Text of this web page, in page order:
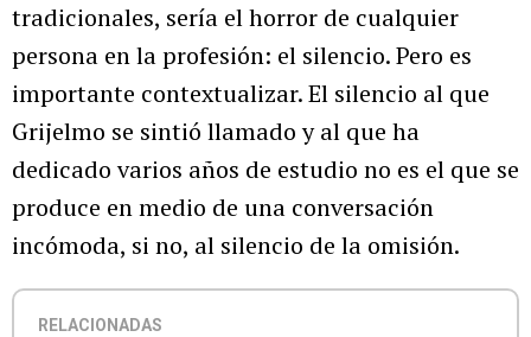
tradicionales, sería el horror de cualquier
persona en la profesión: el silencio. Pero es
importante contextualizar. El silencio al que
Grijelmo se sintió llamado y al que ha
dedicado varios años de estudio no es el que se
produce en medio de una conversación
incómoda, si no, al silencio de la omisión.
RELACIONADAS